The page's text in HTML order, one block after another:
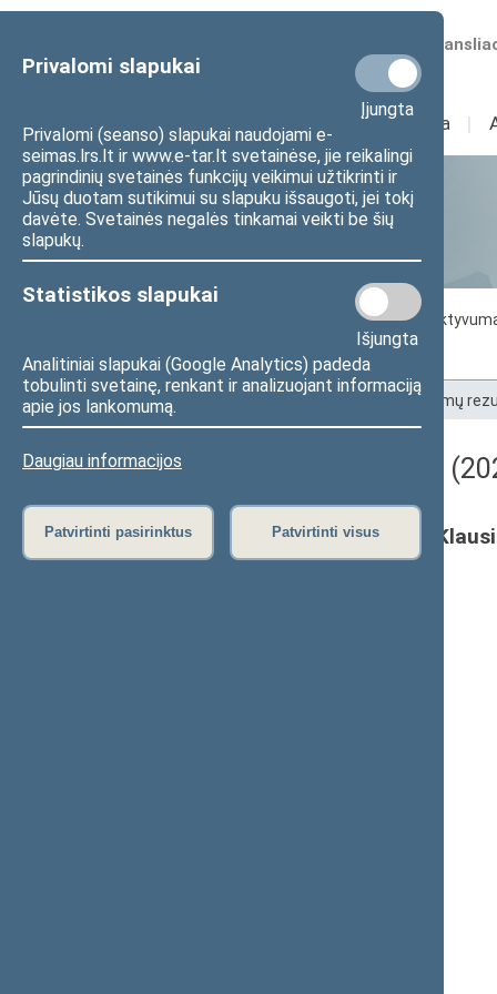
Privalomi slapukai
Įjungta
Privalomi (seanso) slapukai naudojami e-
seimas.lrs.lt ir www.e-tar.lt svetainėse, jie reikalingi
pagrindinių svetainės funkcijų veikimui užtikrinti ir
Jūsų duotam sutikimui su slapuku išsaugoti, jei tokį
davėte. Svetainės negalės tinkamai veikti be šių
slapukų.
Statistikos slapukai
Išjungta
Analitiniai slapukai (Google Analytics) padeda
tobulinti svetainę, renkant ir analizuojant informaciją
apie jos lankomumą.
Daugiau informacijos
Patvirtinti pasirinktus Patvirtinti visus
Numatomos
Sudėtis Veikla I
Statistika
Seimo narių
Seimo narių balsavimų rezultatai
Pradžia Seimo narių balsavimų
Darbotvarkės klausimas